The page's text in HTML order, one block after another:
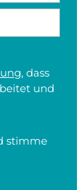
, dass
und
stimme